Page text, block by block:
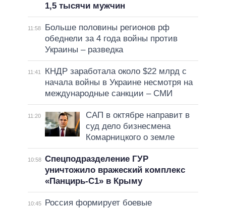
1,5 тысячи мужчин
11:58
Больше половины регионов рф
обеднели за 4 года войны против
Украины – разведка
11:41
КНДР заработала около $22 млрд с
начала войны в Украине несмотря на
международные санкции – СМИ
11:20
САП в октябре направит в
суд дело бизнесмена
Комарницкого о земле
10:58 Спецподразделение ГУР
уничтожило вражеский комплекс
«Панцирь-С1» в Крыму
10:45
Россия формирует боевые